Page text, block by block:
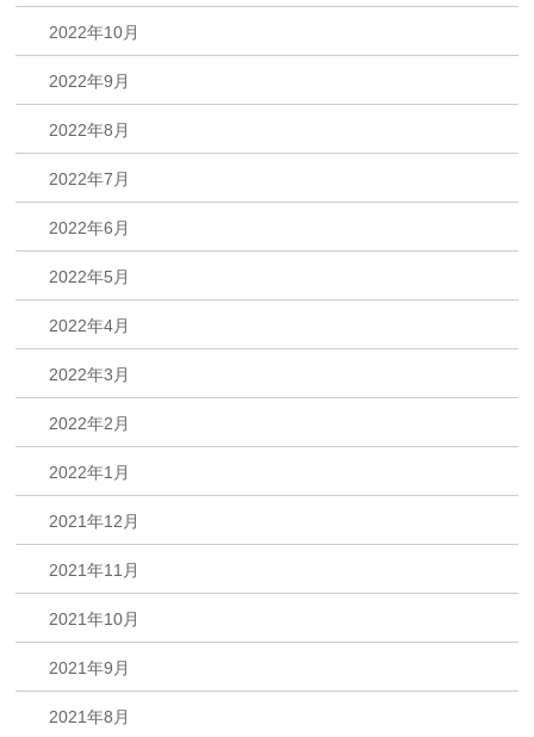
2022年10月
2022年9月
2022年8月
2022年7月
2022年6月
2022年5月
2022年4月
2022年3月
2022年2月
2022年1月
2021年12月
2021年11月
2021年10月
2021年9月
2021年8月